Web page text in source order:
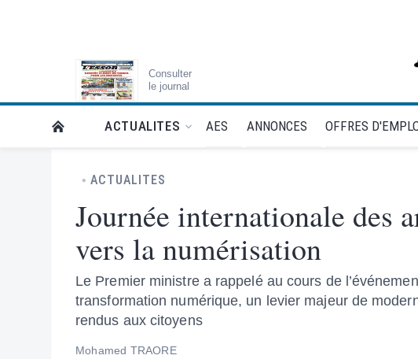
Consulter
le journal
RETOUR À LA PAGE D’ACCUEIL DE L'ESSOR
ACTUALITES AES ANNONCES OFFRES
ACTUALITES
Journée internationale des
vers la numérisation
Le Premier ministre a rappelé au cours de
transformation numérique, un levier majeur de
rendus aux citoyens
Mohamed TRAORE